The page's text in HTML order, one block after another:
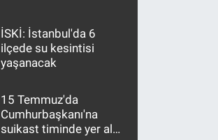
İSKİ: İstanbul'da 6
ilçede su kesintisi
yaşanacak
15 Temmuz'da
Cumhurbaşkanı'na
suikast timinde yer alan